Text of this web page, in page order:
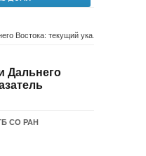
Дальнего
СО РАН